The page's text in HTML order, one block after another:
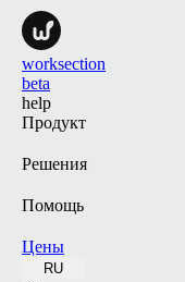
worksection
beta
help
Продукт
Решения
Помощь
Цены
RU